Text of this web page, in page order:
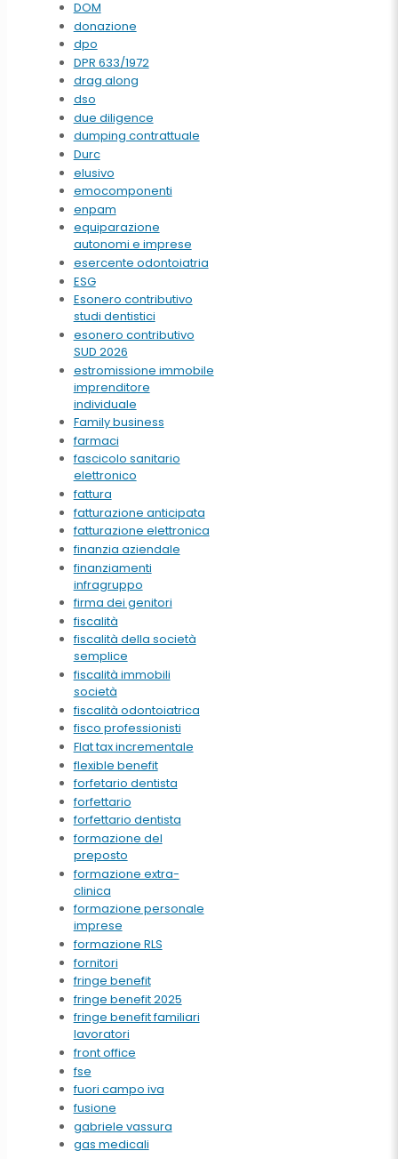
DOM
donazione
dpo
DPR 633/1972
drag along
dso
due diligence
dumping contrattuale
Durc
elusivo
emocomponenti
enpam
equiparazione
autonomi e imprese
esercente odontoiatria
ESG
Esonero contributivo
studi dentistici
esonero contributivo
SUD 2026
estromissione immobile
imprenditore
individuale
Family business
farmaci
fascicolo sanitario
elettronico
fattura
fatturazione anticipata
fatturazione elettronica
finanzia aziendale
finanziamenti
infragruppo
firma dei genitori
fiscalità
fiscalità della società
semplice
fiscalità immobili
società
fiscalità odontoiatrica
fisco professionisti
Flat tax incrementale
flexible benefit
forfetario dentista
forfettario
forfettario dentista
formazione del
preposto
formazione extra-
clinica
formazione personale
imprese
formazione RLS
fornitori
fringe benefit
fringe benefit 2025
fringe benefit familiari
lavoratori
front office
fse
fuori campo iva
fusione
gabriele vassura
gas medicali